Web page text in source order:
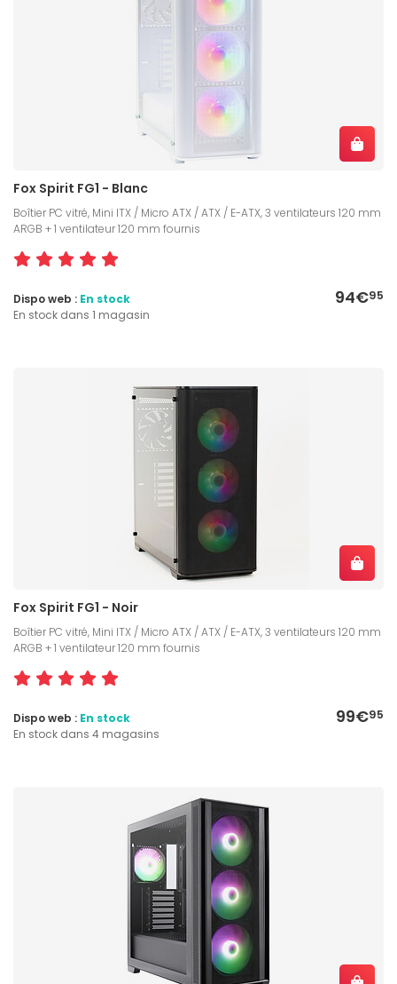
Fox Spirit FG1 - Blanc
Boîtier PC vitré, Mini ITX / Micro ATX / ATX / E-ATX, 3 ventilateurs 120 mm
ARGB + 1 ventilateur 120 mm fournis
94€95
Dispo web : En stock
En stock dans 1 magasin
Fox Spirit FG1 - Noir
Boîtier PC vitré, Mini ITX / Micro ATX / ATX / E-ATX, 3 ventilateurs 120 mm
ARGB + 1 ventilateur 120 mm fournis
99€95
Dispo web : En stock
En stock dans 4 magasins